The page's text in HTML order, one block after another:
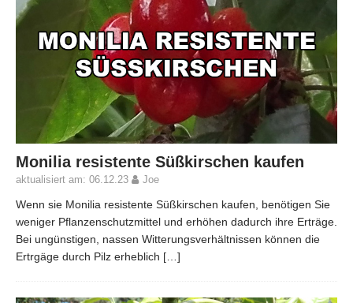
Monilia resistente Süßkirschen kaufen
aktualisiert am: 06.12.23 Joe
Wenn sie Monilia resistente Süßkirschen kaufen, benötigen Sie
weniger Pflanzenschutzmittel und erhöhen dadurch ihre Erträge.
Bei ungünstigen, nassen Witterungsverhältnissen können die
Ertrgäge durch Pilz erheblich […]